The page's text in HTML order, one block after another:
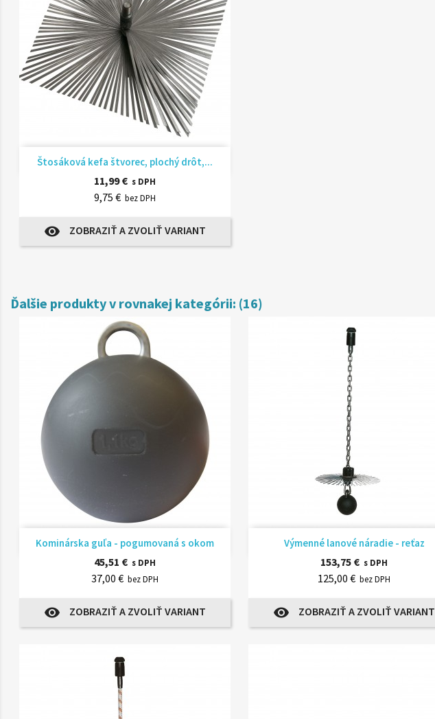
Štosáková kefa štvorec, plochý drôt,...
11,99 € s DPH
9,75 € bez DPH
visibility ZOBRAZIŤ A ZVOLIŤ VARIANT
Rýchly náhľad
Ďalšie produkty v rovnakej kategórii: (16)
Kominárska guľa - pogumovaná s okom
45,51 € s DPH
37,00 € bez DPH
visibility ZOBRAZIŤ A ZVOLIŤ VARIANT
Rýchly náhľad Výmenné lanové náradie - reťaz
153,75 € s DPH
125,00 € bez DPH
visibility ZOBRAZIŤ A ZVOLIŤ VARIANT
Rýchly náhľad